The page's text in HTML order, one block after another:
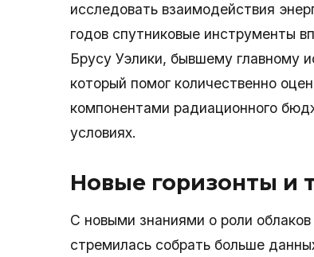
исследовать взаимодействия
годов спутниковые инструменты
Брусу Уэлики, бывшему главному
который помог количественно
компонентами радиационного
условиях.
Новые горизонты и
С новыми знаниями о роли
стремилась собрать больше